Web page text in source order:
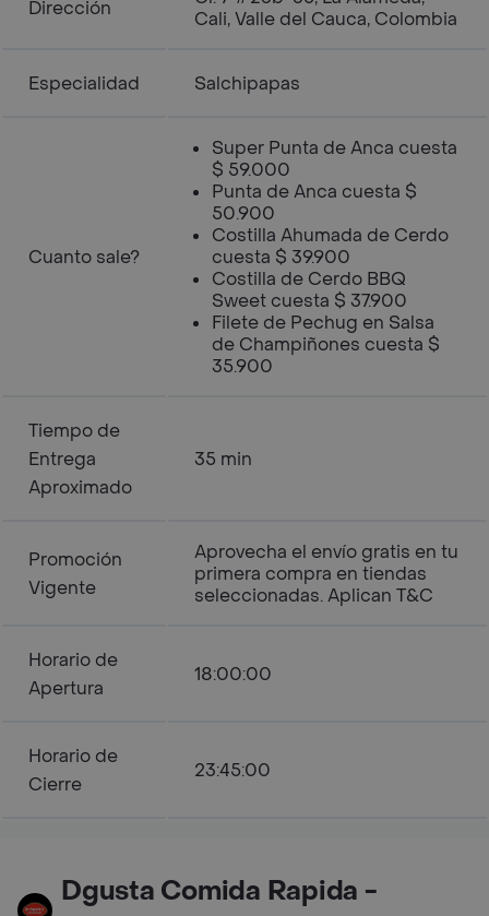
Dirección
Cali, Valle del Cauca, Colombia
Especialidad Salchipapas
Cuanto sale?
Super Punta de Anca cuesta
$ 59.000
Punta de Anca cuesta $
50.900
Costilla Ahumada de Cerdo
cuesta $ 39.900
Costilla de Cerdo BBQ
Sweet cuesta $ 37.900
Filete de Pechug en Salsa
de Champiñones cuesta $
35.900
Tiempo de
Entrega
Aproximado
35 min
Promoción
Vigente
Aprovecha el envío gratis en tu
primera compra en tiendas
seleccionadas. Aplican T&C
Horario de
Apertura
18:00:00
Horario de
Cierre
23:45:00
Dgusta Comida Rapida -